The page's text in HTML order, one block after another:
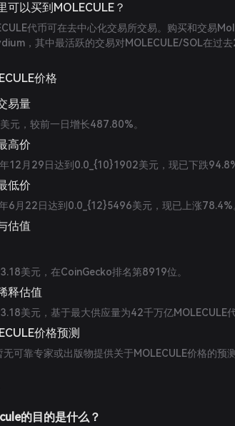
可以买到MOLECULE？
代币可在去中心化交易所交易。购买和交易
，其中最活跃的交易对MOLECULE/SOL在过
价格
易量
元，较前一日增长487.80%。
高价
12月29日达到0.0_{10}1902美元，现已下跌
低价
6月22日达到0.0_{12}5496美元，现已上涨78.4%
估值
美元，在CoinGecko排名第8919位。
释估值
美元，基于最大供应量为42千万亿MOLECULE代
价格预测
无可靠专家或出版物提供关于MOLECULE价格的预测
的目的是什么？